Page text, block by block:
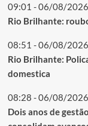
09:01 - 06/08/2026
Rio Brilhante:
08:51 - 06/08/2026
Rio Brilhante:
domestica
08:28 - 06/08/2026
Dois anos de